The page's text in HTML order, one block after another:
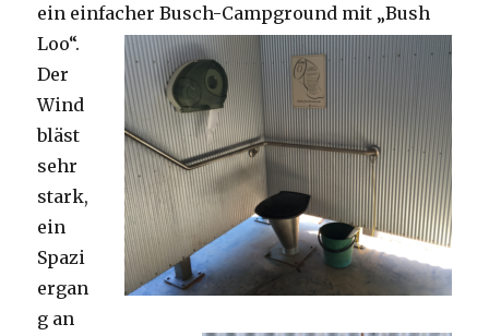
ein einfacher Busch-Campground mit „Bush
Loo“.
Der
Wind
bläst
sehr
stark,
ein
Spazi
ergan
g an